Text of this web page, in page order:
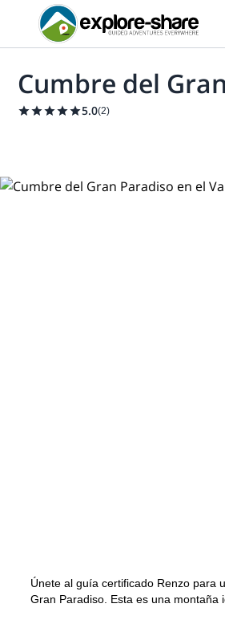
Cumbre del
5.0(2)
Únete al guía certificado Renzo para
Gran Paradiso. Esta es una montaña